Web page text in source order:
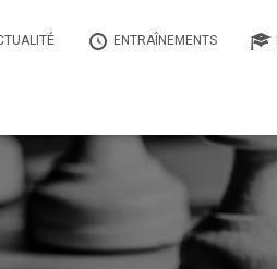
ENTRAÎNEMENTS